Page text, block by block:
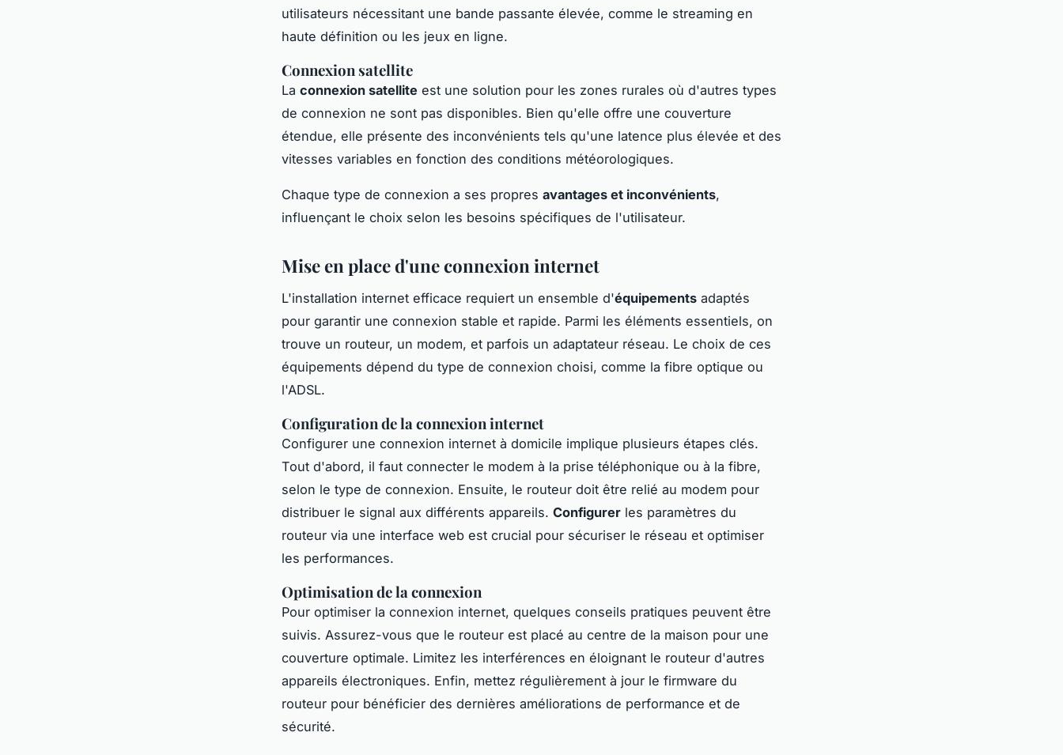
utilisateurs nécessitant une bande passante élevée, comme le streaming en
haute définition ou les jeux en ligne.
Connexion satellite
La connexion satellite est une solution pour les zones rurales où d'autres types
de connexion ne sont pas disponibles. Bien qu'elle offre une couverture
étendue, elle présente des inconvénients tels qu'une latence plus élevée et des
vitesses variables en fonction des conditions météorologiques.
Chaque type de connexion a ses propres avantages et inconvénients,
influençant le choix selon les besoins spécifiques de l'utilisateur.
Mise en place d'une connexion internet
L'installation internet efficace requiert un ensemble d'équipements adaptés
pour garantir une connexion stable et rapide. Parmi les éléments essentiels, on
trouve un routeur, un modem, et parfois un adaptateur réseau. Le choix de ces
équipements dépend du type de connexion choisi, comme la fibre optique ou
l'ADSL.
Configuration de la connexion internet
Configurer une connexion internet à domicile implique plusieurs étapes clés.
Tout d'abord, il faut connecter le modem à la prise téléphonique ou à la fibre,
selon le type de connexion. Ensuite, le routeur doit être relié au modem pour
distribuer le signal aux différents appareils. Configurer les paramètres du
routeur via une interface web est crucial pour sécuriser le réseau et optimiser
les performances.
Optimisation de la connexion
Pour optimiser la connexion internet, quelques conseils pratiques peuvent être
suivis. Assurez-vous que le routeur est placé au centre de la maison pour une
couverture optimale. Limitez les interférences en éloignant le routeur d'autres
appareils électroniques. Enfin, mettez régulièrement à jour le firmware du
routeur pour bénéficier des dernières améliorations de performance et de
sécurité.